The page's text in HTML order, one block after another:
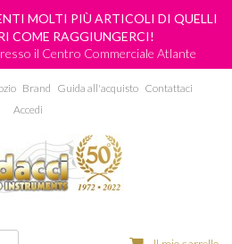
MOLTI PIÙ ARTICOLI DI QUELLI
COME RAGGIUNGERCI!
il Centro Commerciale Atlante
Brand Guida all'acquisto Contattaci
Accedi